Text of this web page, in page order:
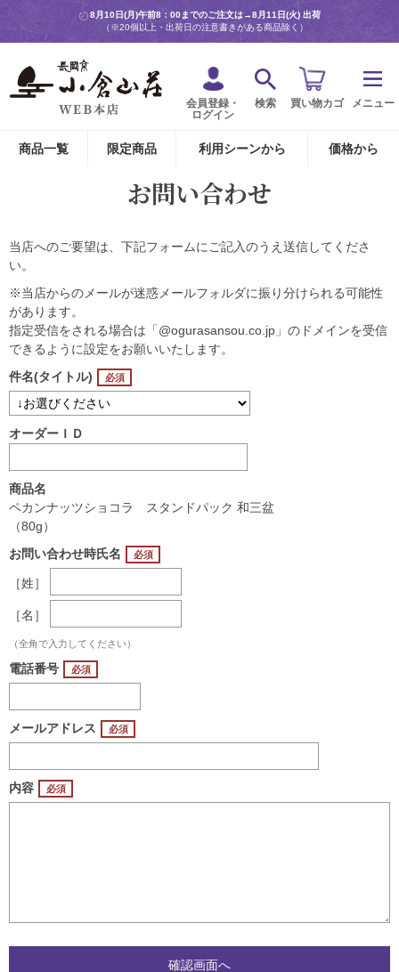
8月10日(月)午前8：00までのご注文は→8月11日(火) 出荷
（※20個以上・出荷日の注意書きがある商品除く）
会員登録・
ログイン
検索 買い物カゴ メニュー
商品一覧 限定商品 利用シーンから 価格から
お問い合わせ
当店へのご要望は、下記フォームにご記入のうえ送信してくださ
い。
※当店からのメールが迷惑メールフォルダに振り分けられる可能性
があります。
指定受信をされる場合は「@ogurasansou.co.jp」のドメインを受信
できるように設定をお願いいたします。
件名(タイトル)
オーダーＩＤ
商品名
ペカンナッツショコラ スタンドパック 和三盆
（80g）
お問い合わせ時氏名
［姓］
［名］
（全角で入力してください）
電話番号
メールアドレス
内容